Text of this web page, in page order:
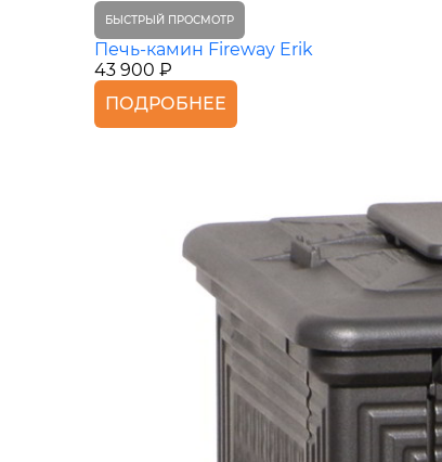
БЫСТРЫЙ ПРОСМОТР
Печь-камин Fireway Erik
43 900 ₽
ПОДРОБНЕЕ